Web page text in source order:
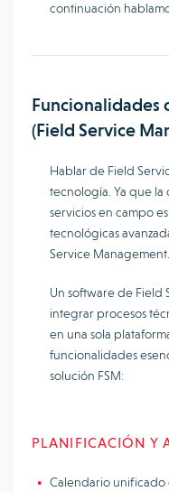
continuación
Funcionalidades
(Field Service
Hablar de Field
tecnología. Ya que la
servicios en campo
tecnológicas
Service Management.
Un software de Field
integrar procesos
en una sola
funcionalidades
solución FSM:
PLANIFICACIÓN Y
Calendario unificado